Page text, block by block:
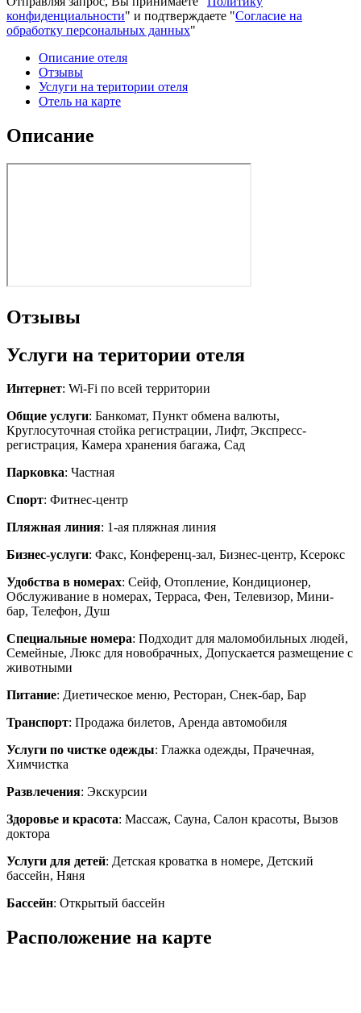
конфиденциальности" и подтверждаете "Согласие на
обработку персональных данных"
Описание отеля
Отзывы
Услуги на територии отеля
Отель на карте
Описание
Отзывы
Услуги на територии отеля
Интернет: Wi-Fi по всей территории
Общие услуги: Банкомат, Пункт обмена валюты,
Круглосуточная стойка регистрации, Лифт, Экспресс-
регистрация, Камера хранения багажа, Сад
Парковка: Частная
Спорт: Фитнес-центр
Пляжная линия: 1-ая пляжная линия
Бизнес-услуги: Факс, Конференц-зал, Бизнес-центр, Ксерокс
Удобства в номерах: Сейф, Отопление, Кондиционер,
Обслуживание в номерах, Терраса, Фен, Телевизор, Мини-
бар, Телефон, Душ
Специальные номера: Подходит для маломобильных людей,
Семейные, Люкс для новобрачных, Допускается размещение с
животными
Питание: Диетическое меню, Ресторан, Снек-бар, Бар
Транспорт: Продажа билетов, Аренда автомобиля
Услуги по чистке одежды: Глажка одежды, Прачечная,
Химчистка
Развлечения: Экскурсии
Здоровье и красота: Массаж, Сауна, Салон красоты, Вызов
доктора
Услуги для детей: Детская кроватка в номере, Детский
бассейн, Няня
Бассейн: Открытый бассейн
Расположение на карте